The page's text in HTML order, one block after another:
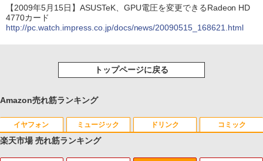
【2009年5月15日】ASUSTeK、GPU電圧を変更できるRadeon HD
4770カード
http://pc.watch.impress.co.jp/docs/news/20090515_168621.html
トップページに戻る
Amazon売れ筋ランキング
イヤフォン ミュージック ドリンク コミック
楽天市場 売れ筋ランキング